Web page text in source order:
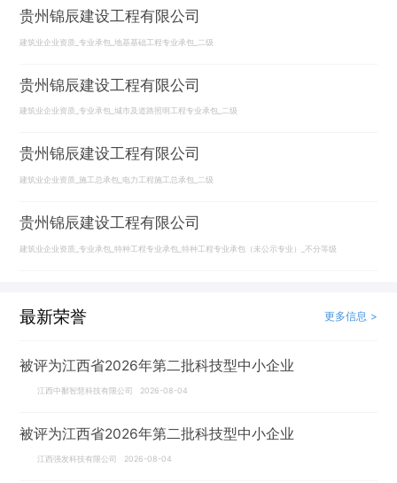
贵州锦辰建设工程有限公司
建筑业企业资质_专业承包_地基基础工程专业承包_二级
贵州锦辰建设工程有限公司
建筑业企业资质_专业承包_城市及道路照明工程专业承包_二级
贵州锦辰建设工程有限公司
建筑业企业资质_施工总承包_电力工程施工总承包_二级
贵州锦辰建设工程有限公司
建筑业企业资质_专业承包_特种工程专业承包_特种工程专业承包（未公示专业）_不分等级
最新荣誉 更多信息 >
被评为江西省2026年第二批科技型中小企业
江西中鄱智慧科技有限公司 2026-08-04
被评为江西省2026年第二批科技型中小企业
江西强发科技有限公司 2026-08-04